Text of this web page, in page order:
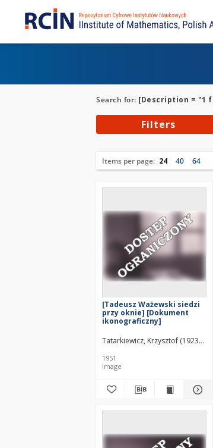
Search for: [Description = "1
Filters
Items per page: 24 40 64
[Tadeusz Ważewski siedzi
przy oknie] [Dokument
ikonograficzny]
Tatarkiewicz, Krzysztof
1951
Image